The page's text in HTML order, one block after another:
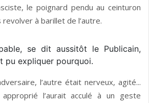
le poignard pendu au ceinturon
revolver à barillet de l’autre.
se dit aussitôt le Publicain,
pu expliquer pourquoi.
l’autre était nerveux, agité...
l’aurait acculé à un geste